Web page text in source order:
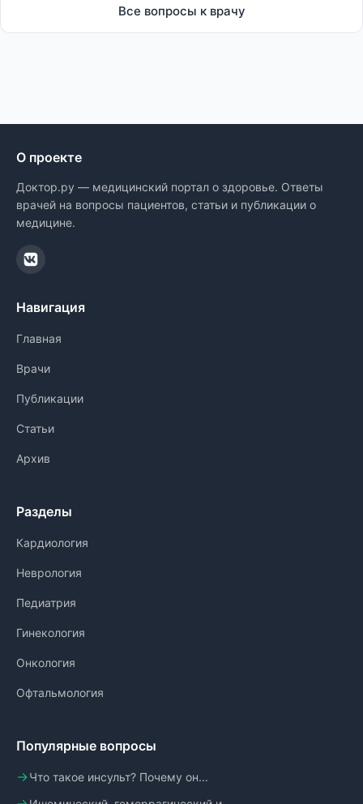
Все вопросы к врачу
О проекте
Доктор.ру — медицинский портал о здоровье. Ответы
врачей на вопросы пациентов, статьи и публикации о
медицине.
Навигация
Главная
Врачи
Публикации
Статьи
Архив
Разделы
Кардиология
Неврология
Педиатрия
Гинекология
Онкология
Офтальмология
Популярные вопросы
Что такое инсульт? Почему он...